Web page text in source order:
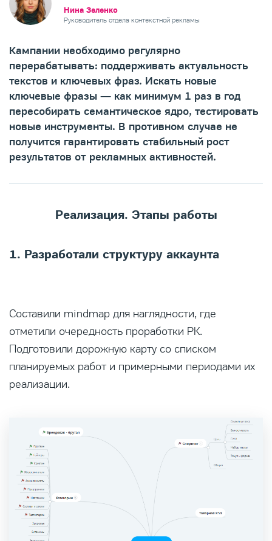
Нина Зеленко
Руководитель отдела контекстной рекламы
Кампании необходимо регулярно
перерабатывать: поддерживать актуальность
текстов и ключевых фраз. Искать новые
ключевые фразы — как минимум 1 раз в год
пересобирать семантическое ядро, тестировать
новые инструменты. В противном случае не
получится гарантировать стабильный рост
результатов от рекламных активностей.
Реализация. Этапы работы
1. ​Разработали структуру аккаунта
Составили mindmap для наглядности, где
отметили очередность проработки РК.
Подготовили дорожную карту со списком
планируемых работ и примерными периодами их
реализации.